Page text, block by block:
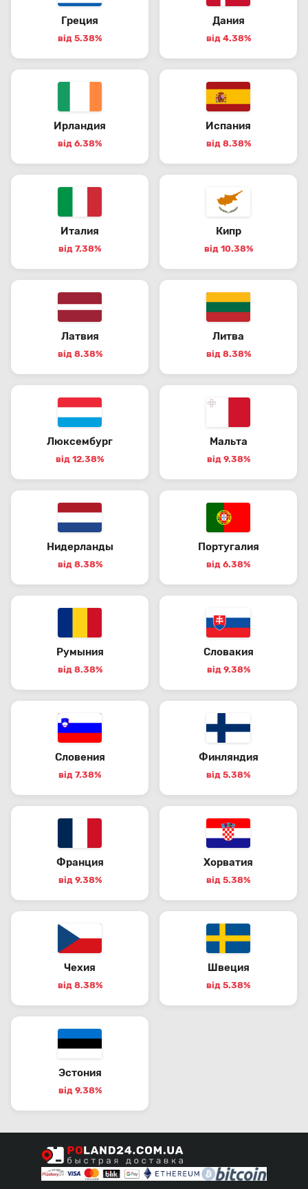
Греция
від 5.38%
Дания
від 4.38%
Ирландия
від 6.38%
Испания
від 8.38%
Италия
від 7.38%
Кипр
від 10.38%
Латвия
від 8.38%
Литва
від 8.38%
Люксембург
від 12.38%
Мальта
від 9.38%
Нидерланды
від 8.38%
Португалия
від 6.38%
Румыния
від 8.38%
Словакия
від 9.38%
Словения
від 7.38%
Финляндия
від 5.38%
Франция
від 9.38%
Хорватия
від 5.38%
Чехия
від 8.38%
Швеция
від 5.38%
Эстония
від 9.38%